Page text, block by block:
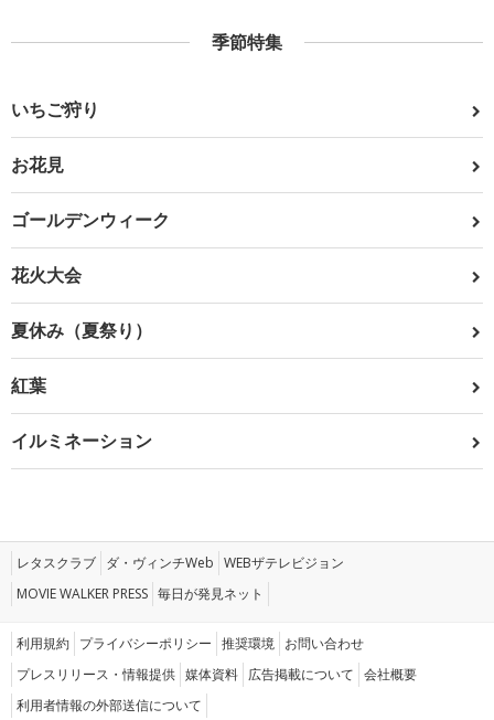
季節特集
いちご狩り
お花見
ゴールデンウィーク
花火大会
夏休み（夏祭り）
紅葉
イルミネーション
レタスクラブ ダ・ヴィンチWeb WEBザテレビジョン
MOVIE WALKER PRESS 毎日が発見ネット
利用規約 プライバシーポリシー 推奨環境 お問い合わせ
プレスリリース・情報提供 媒体資料 広告掲載について 会社概要
利用者情報の外部送信について